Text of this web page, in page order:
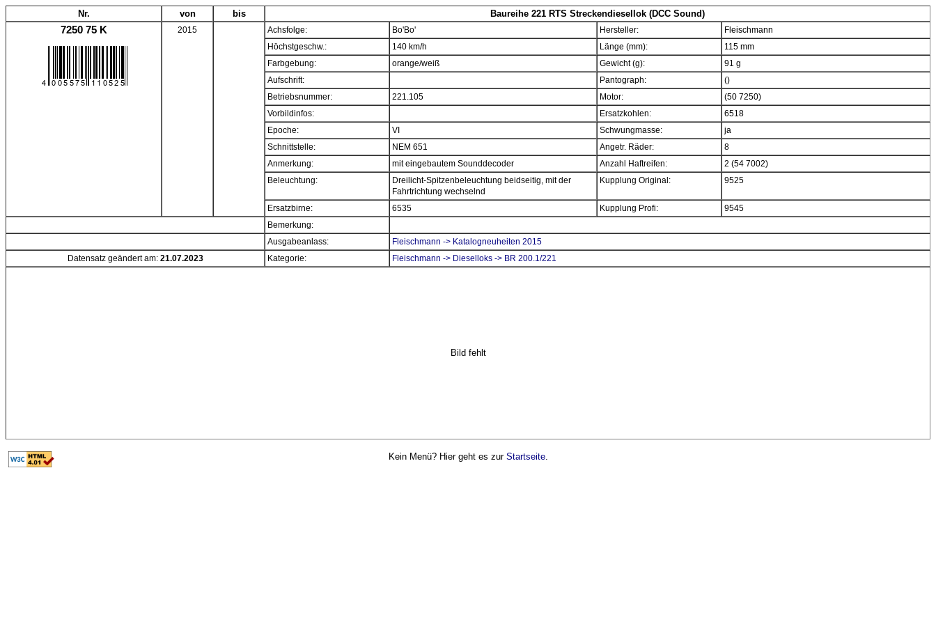
Nr. von bis Baureihe 221 RTS Streckendiesellok (DCC Sound)
7250 75 K 2015 Achsfolge: Bo'Bo' Hersteller:
Fleischmann
Höchstgeschw.:
140 km/h Länge (mm):
115 mm
Farbgebung:
orange/weiß Gewicht (g):
91 g
Aufschrift:
Pantograph:
()
Betriebsnummer:
221.105 Motor:
(50 7250)
Vorbildinfos:
Ersatzkohlen:
6518
Epoche:
VI Schwungmasse:
ja
Schnittstelle:
NEM 651 Angetr. Räder:
8
Anmerkung:
mit eingebautem Sounddecoder Anzahl Haftreifen:
2 (54 7002)
Beleuchtung:
Dreilicht-Spitzenbeleuchtung beidseitig, mit der
Fahrtrichtung wechselnd
Kupplung Original: 9525
Ersatzbirne: 6535 Kupplung Profi:
9545
Bemerkung:
Ausgabeanlass:
Fleischmann -> Katalogneuheiten 2015
Datensatz geändert am: 21.07.2023 Kategorie: Fleischmann -> Dieselloks -> BR 200.1/221
Bild fehlt
Kein Menü? Hier geht es zur Startseite.